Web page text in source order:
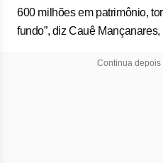
600 milhões em patrimônio,
fundo”, diz Cauê
Continua